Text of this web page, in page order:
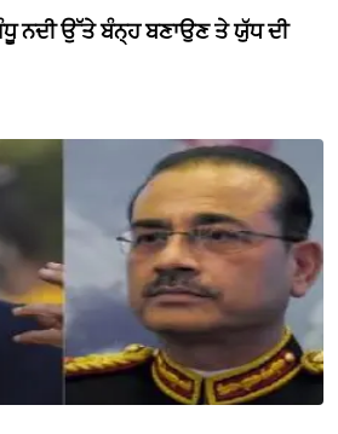
ਨਦੀ ਉੱਤੇ ਬੰਨ੍ਹ ਬਣਾਉਣ ਤੇ ਯੁੱਧ ਦੀ